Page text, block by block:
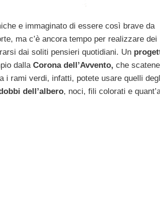
e immaginato di essere così brave da
ma c’è ancora tempo per realizzare dei
dai soliti pensieri quotidiani. Un
dalla Corona dell’Avvento, che
i rami verdi, infatti, potete usare quelli
dell’albero, noci, fili colorati e